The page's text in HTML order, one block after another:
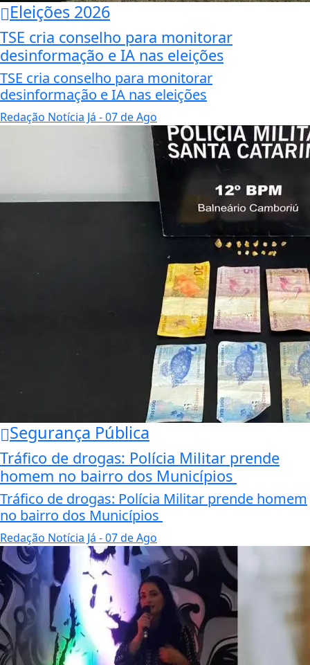
Eleições 2026
TSE cria conselho para monitorar
desinformação e IA nas eleições
TSE cria conselho para monitorar
desinformação e IA nas eleições
Redação Notícia Já - 07 de Ago
Segurança Pública
Tráfico de drogas: Polícia Militar prende
homem no bairro dos Municípios
Tráfico de drogas: Polícia Militar prende homem
no bairro dos Municípios
Redação Notícia Já - 07 de Ago